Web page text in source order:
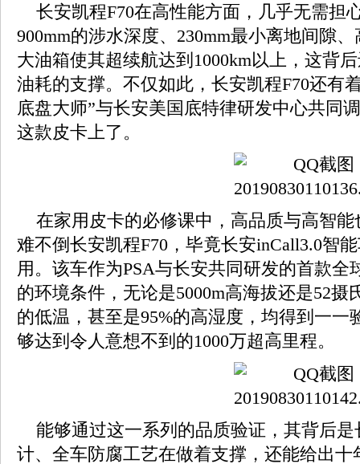
长安凯程F70在高性能方面，几乎无需担
900mm的涉水深度、230mm最小离地间隙
大油箱使其超续航达到1000km以上，这背
油耗的支撑。不仅如此，长安凯程F70还有
底盘大师”与长安美国底特律研发中心共同
这款皮卡上了。
在家用皮卡的必修课中，高品质与高智
难不倒长安凯程F70，毕竟长安inCall3.0智
用。该车作为PSA与长安共同研发的首款
的环境条件，无论是5000m高海拔还是52摄
的低温，甚至是95%的高湿度，均得到一
够达到令人意想不到的1000万超高里程。
能够通过这一系列的品质验证，其背后
计、全车防腐工艺在做着支撑，还能给出